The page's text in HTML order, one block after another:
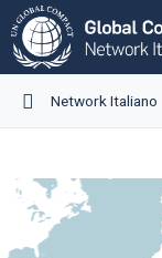
Network Italiano